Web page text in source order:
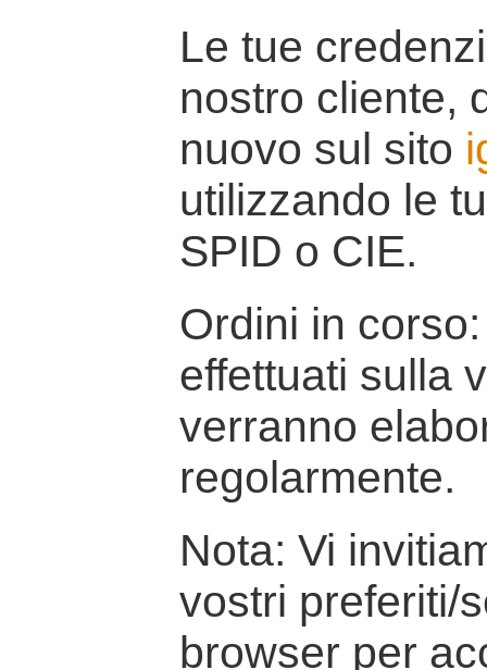
Le tue
nostro cliente,
nuovo sul sito
utilizzando le
SPID o CIE.
Ordini in
effettuati sulla
verranno
regolarmente.
Nota: Vi
vostri preferiti/
browser per